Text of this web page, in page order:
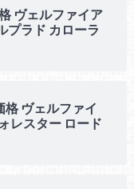
ヴェルファイア
プラド カローラ
ヴェルファイ
レスター ロード